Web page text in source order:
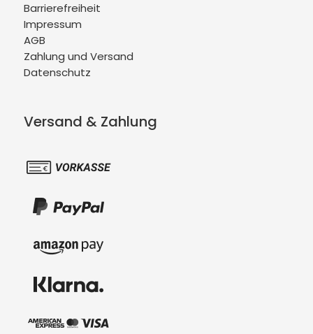
Barrierefreiheit
Impressum
AGB
Zahlung und Versand
Datenschutz
Versand & Zahlung